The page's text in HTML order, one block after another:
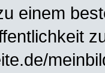
einem